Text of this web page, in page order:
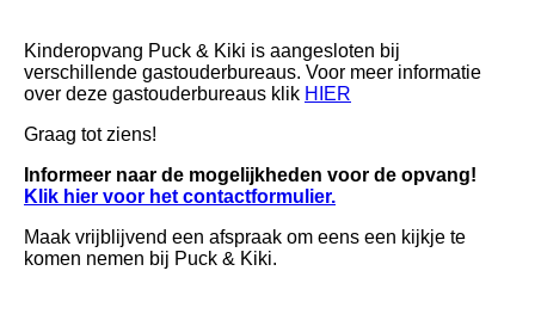
Kinderopvang Puck & Kiki is aangesloten bij
verschillende gastouderbureaus. Voor meer informatie
over deze gastouderbureaus klik HIER
Graag tot ziens!
Informeer naar de mogelijkheden voor de opvang!
Klik hier voor het contactformulier.
Maak vrijblijvend een afspraak om eens een kijkje te
komen nemen bij Puck & Kiki.